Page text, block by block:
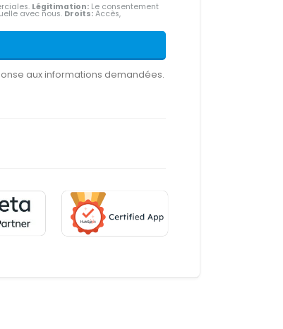
Légitimation: Le consentement
avec nous. Droits: Accès,
aux informations demandées.